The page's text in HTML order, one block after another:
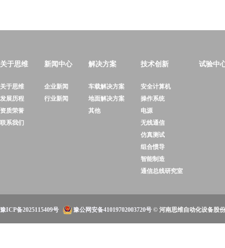
关于思维
关于思维
发展历程
资质荣誉
联系我们
新闻中心
企业新闻
行业新闻
解决方案
车载解决方案
地面解决方案
其他
技术创新
安全计算机
操作系统
电源
无线通信
仿真测试
组合惯导
智能制造
通信总线研究室
试验中
豫ICP备2025115409号 豫公网安备41019702003720号 © 河南思维自动化设备股